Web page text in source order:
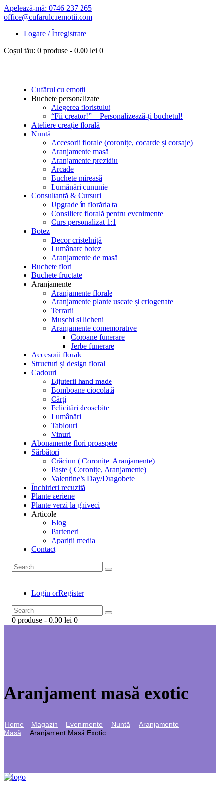
Apelează-mă: 0746 237 265
office@cufarulcuemotii.com
Logare / Înregistrare
Coșul tău: 0 produse - 0.00 lei 0
Cufărul cu emoții
Buchete personalizate
Alegerea floristului
“Fii creator!” – Personalizează-ți buchetul!
Ateliere creație florală
Nuntă
Accesorii florale (coronițe, cocarde și corsaje)
Aranjamente masă
Aranjamente prezidiu
Arcade
Buchete mireasă
Lumânări cununie
Consultanță & Cursuri
Upgrade în florăria ta
Consiliere florală pentru evenimente
Curs personalizat 1:1
Botez
Decor cristelniță
Lumânare botez
Aranjamente de masă
Buchete flori
Buchete fructate
Aranjamente
Aranjamente florale
Aranjamente plante uscate și criogenate
Terrarii
Mușchi și licheni
Aranjamente comemorative
Coroane funerare
Jerbe funerare
Accesorii florale
Structuri și design floral
Cadouri
Bijuterii hand made
Bomboane ciocolată
Cărți
Felicitări deosebite
Lumânări
Tablouri
Vinuri
Abonamente flori proaspete
Sărbători
Crăciun ( Coronițe, Aranjamente)
Paște ( Coronițe, Aranjamente)
Valentine’s Day/Dragobete
Închirieri recuzită
Plante aeriene
Plante verzi la ghiveci
Articole
Blog
Parteneri
Apariții media
Contact
Login orRegister
0 produse - 0.00 lei 0
Aranjament masă exotic
Home Magazin Evenimente Nuntă
Aranjamente
Masă
Aranjament Masă Exotic